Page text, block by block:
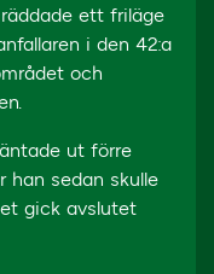
ett friläge
i den 42:a
och
ut förre
han sedan skulle
gick avslutet